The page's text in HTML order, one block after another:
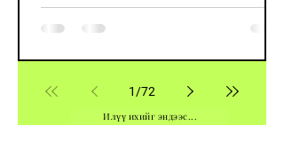
1 /72
Илүү ихийг эндээс...